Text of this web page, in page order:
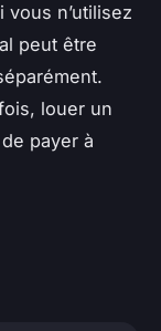
n’utilisez
peut être
louer un
payer à